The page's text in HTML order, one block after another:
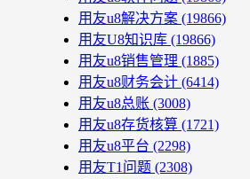
用友u8解决方案 (19866)
用友U8知识库 (19866)
用友u8销售管理 (1885)
用友u8财务会计 (6414)
用友u8总账 (3008)
用友u8存货核算 (1721)
用友u8平台 (2298)
用友T1问题 (2308)